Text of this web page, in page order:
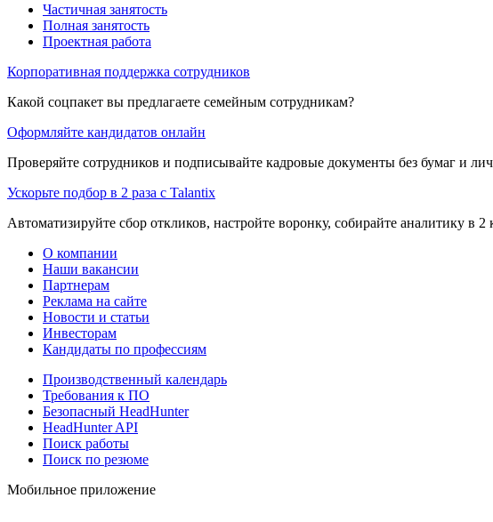
Частичная занятость
Полная занятость
Проектная работа
Корпоративная поддержка сотрудников
Какой соцпакет вы предлагаете семейным сотрудникам?
Оформляйте кандидатов онлайн
Проверяйте сотрудников и подписывайте кадровые документы без бумаг и
Ускорьте подбор в 2 раза с Talantix
Автоматизируйте сбор откликов, настройте воронку, собирайте аналитику в 2
О компании
Наши вакансии
Партнерам
Реклама на сайте
Новости и статьи
Инвесторам
Кандидаты по профессиям
Производственный календарь
Требования к ПО
Безопасный HeadHunter
HeadHunter API
Поиск работы
Поиск по резюме
Мобильное приложение